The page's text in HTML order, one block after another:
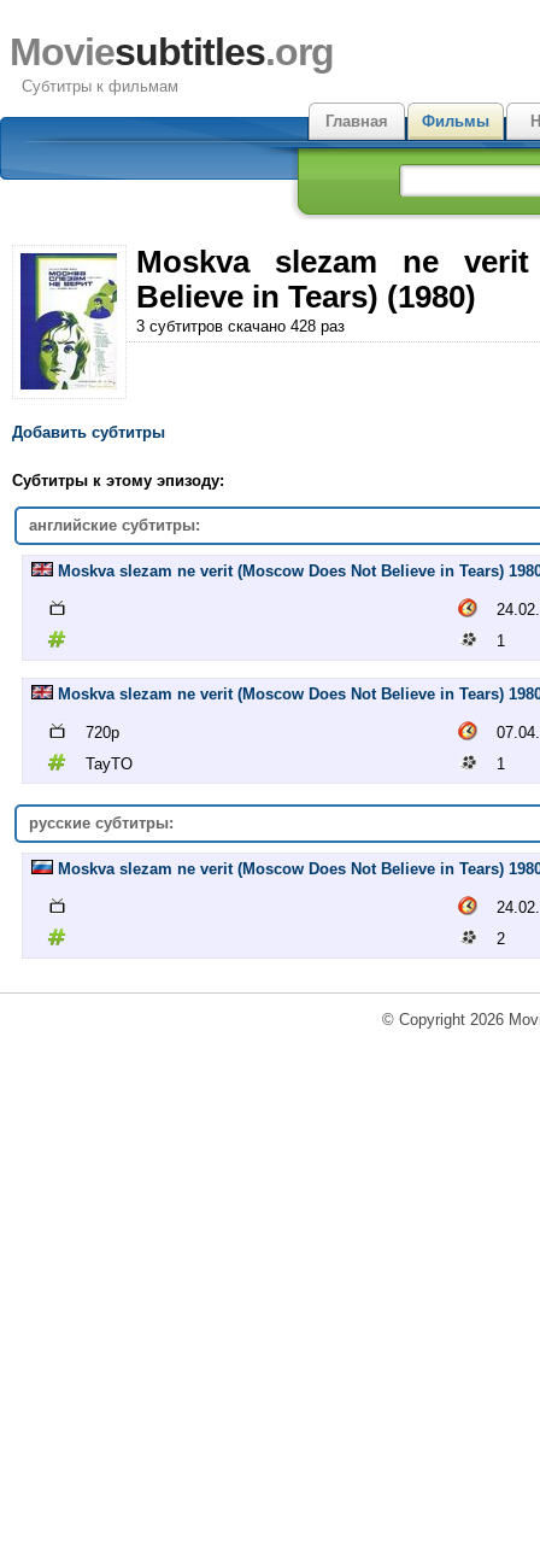
Moviesubtitles.org
Субтитры к фильмам
Главная
Фильмы
Moskva slezam ne
Believe in Tears) (1980)
3 субтитров скачано 428 раз
Добавить субтитры
Субтитры к этому эпизоду:
английские субтитры:
Moskva slezam ne verit (Moscow Does Not Believe in Tears)
1
Moskva slezam ne verit (Moscow Does Not Believe in Tears)
720p
TayTO
1
русские субтитры:
Moskva slezam ne verit (Moscow Does Not Believe in Tears)
2
© Copyright 2026